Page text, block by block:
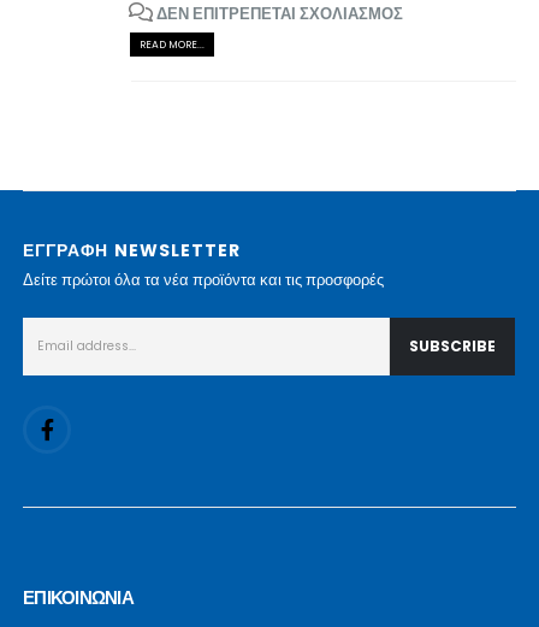
ΔΕΝ ΕΠΙΤΡΈΠΕΤΑΙ ΣΧΟΛΙΑΣΜΌΣΣΤΟ
READ MORE...
ΕΓΓΡΑΦΗ NEWSLETTER
Δείτε πρώτοι όλα τα νέα προϊόντα και τις προσφορές
ΕΠΙΚΟΙΝΩΝΙΑ